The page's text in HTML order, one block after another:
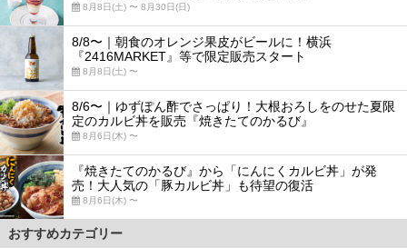
8月8日(土) 〜 8月30日(日)
8/8〜｜朝食のオレンジ果皮がビールに！横浜
『2416MARKET』等で限定販売スタート
8月8日(土) 〜
8/6〜｜ゆずぽん酢でさっぱり！大根おろしをのせた夏限
定のカルビ丼を販売『焼きたてのかるび』
8月6日(木) 〜
『焼きたてのかるび』から「にんにくカルビ丼」が発
売！大人気の「豚カルビ丼」も待望の復活
8月6日(木) 〜
おすすめカテゴリー